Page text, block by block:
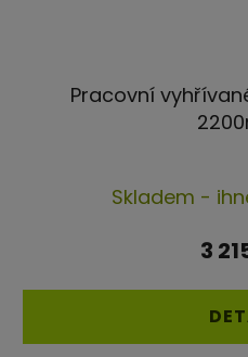
Pracovní
Skladem -
3